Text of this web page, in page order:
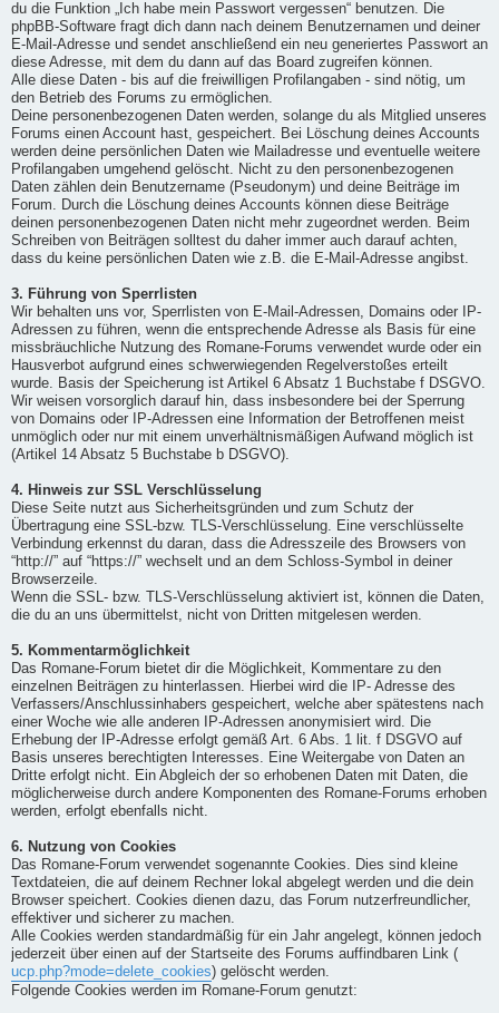
du die Funktion „Ich habe mein Passwort vergessen“ benutzen. Die
phpBB-Software fragt dich dann nach deinem Benutzernamen und deiner
E-Mail-Adresse und sendet anschließend ein neu generiertes Passwort an
diese Adresse, mit dem du dann auf das Board zugreifen können.
Alle diese Daten - bis auf die freiwilligen Profilangaben - sind nötig, um
den Betrieb des Forums zu ermöglichen.
Deine personenbezogenen Daten werden, solange du als Mitglied unseres
Forums einen Account hast, gespeichert. Bei Löschung deines Accounts
werden deine persönlichen Daten wie Mailadresse und eventuelle weitere
Profilangaben umgehend gelöscht. Nicht zu den personenbezogenen
Daten zählen dein Benutzername (Pseudonym) und deine Beiträge im
Forum. Durch die Löschung deines Accounts können diese Beiträge
deinen personenbezogenen Daten nicht mehr zugeordnet werden. Beim
Schreiben von Beiträgen solltest du daher immer auch darauf achten,
dass du keine persönlichen Daten wie z.B. die E-Mail-Adresse angibst.
3. Führung von Sperrlisten
Wir behalten uns vor, Sperrlisten von E-Mail-Adressen, Domains oder IP-
Adressen zu führen, wenn die entsprechende Adresse als Basis für eine
missbräuchliche Nutzung des Romane-Forums verwendet wurde oder ein
Hausverbot aufgrund eines schwerwiegenden Regelverstoßes erteilt
wurde. Basis der Speicherung ist Artikel 6 Absatz 1 Buchstabe f DSGVO.
Wir weisen vorsorglich darauf hin, dass insbesondere bei der Sperrung
von Domains oder IP-Adressen eine Information der Betroffenen meist
unmöglich oder nur mit einem unverhältnismäßigen Aufwand möglich ist
(Artikel 14 Absatz 5 Buchstabe b DSGVO).
4. Hinweis zur SSL Verschlüsselung
Diese Seite nutzt aus Sicherheitsgründen und zum Schutz der
Übertragung eine SSL-bzw. TLS-Verschlüsselung. Eine verschlüsselte
Verbindung erkennst du daran, dass die Adresszeile des Browsers von
“http://” auf “https://” wechselt und an dem Schloss-Symbol in deiner
Browserzeile.
Wenn die SSL- bzw. TLS-Verschlüsselung aktiviert ist, können die Daten,
die du an uns übermittelst, nicht von Dritten mitgelesen werden.
5. Kommentarmöglichkeit
Das Romane-Forum bietet dir die Möglichkeit, Kommentare zu den
einzelnen Beiträgen zu hinterlassen. Hierbei wird die IP- Adresse des
Verfassers/Anschlussinhabers gespeichert, welche aber spätestens nach
einer Woche wie alle anderen IP-Adressen anonymisiert wird. Die
Erhebung der IP-Adresse erfolgt gemäß Art. 6 Abs. 1 lit. f DSGVO auf
Basis unseres berechtigten Interesses. Eine Weitergabe von Daten an
Dritte erfolgt nicht. Ein Abgleich der so erhobenen Daten mit Daten, die
möglicherweise durch andere Komponenten des Romane-Forums erhoben
werden, erfolgt ebenfalls nicht.
6. Nutzung von Cookies
Das Romane-Forum verwendet sogenannte Cookies. Dies sind kleine
Textdateien, die auf deinem Rechner lokal abgelegt werden und die dein
Browser speichert. Cookies dienen dazu, das Forum nutzerfreundlicher,
effektiver und sicherer zu machen.
Alle Cookies werden standardmäßig für ein Jahr angelegt, können jedoch
jederzeit über einen auf der Startseite des Forums auffindbaren Link (
ucp.php?mode=delete_cookies) gelöscht werden.
Folgende Cookies werden im Romane-Forum genutzt: